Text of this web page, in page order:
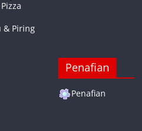
& Piring
Penafian
Penafian